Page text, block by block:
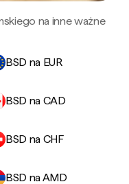
na inne ważne
BSD na EUR
BSD na CAD
BSD na CHF
BSD na AMD